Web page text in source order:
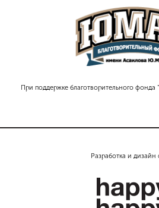
При поддержке благотворительного
Разработка и дизайн